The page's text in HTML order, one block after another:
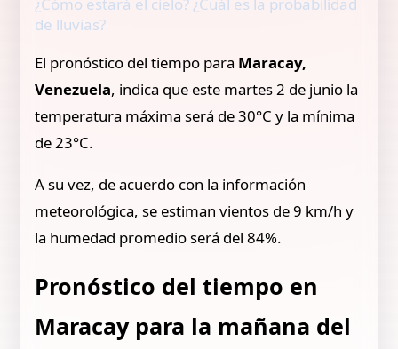
de lluvias?
El pronóstico del tiempo para Maracay,
Venezuela, indica que este martes 2 de junio la
temperatura máxima será de 30°C y la mínima
de 23°C.
A su vez, de acuerdo con la información
meteorológica, se estiman vientos de 9 km/h y
la humedad promedio será del 84%.
Pronóstico del tiempo en
Maracay para la mañana del